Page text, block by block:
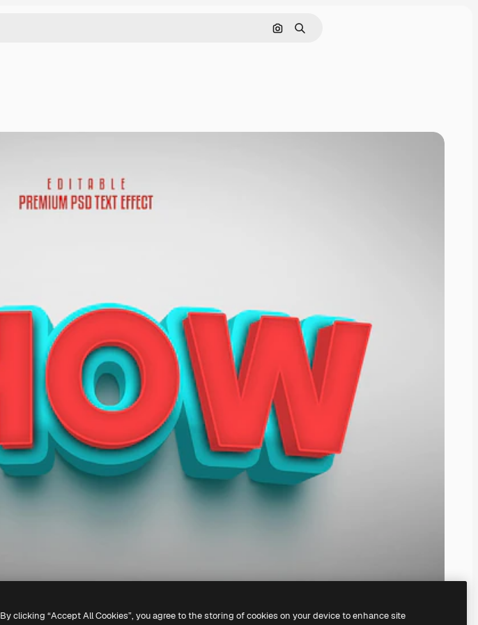
Pesquisar por imagem
Buscar
By clicking “Accept All Cookies”, you agree to the storing of cookies on your device to enhance site